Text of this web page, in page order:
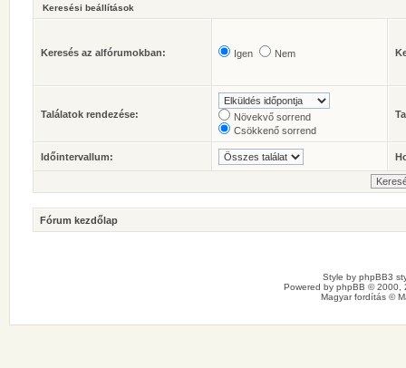
Keresési beállítások
Keresés az alfórumokban: Igen Nem
Találatok rendezése:
Növekvő sorrend
Csökkenő sorrend
Időintervallum:
Fórum kezdőlap
Style by phpBB3
Powered by phpBB © 2000,
Magyar fordítás ©